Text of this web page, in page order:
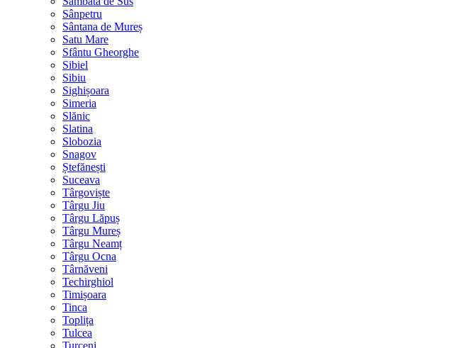
Sânpetru
Sântana de Mureș
Satu Mare
Sfântu Gheorghe
Sibiel
Sibiu
Sighișoara
Simeria
Slănic
Slatina
Slobozia
Snagov
Ștefănești
Suceava
Târgoviște
Târgu Jiu
Târgu Lăpuș
Târgu Mureș
Târgu Neamț
Târgu Ocna
Târnăveni
Techirghiol
Timișoara
Tinca
Toplița
Tulcea
Turceni